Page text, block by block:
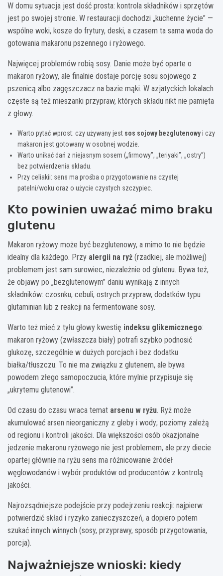
W domu sytuacja jest dość prosta: kontrola składników i sprzętów
jest po swojej stronie. W restauracji dochodzi „kuchenne życie” —
wspólne woki, kosze do frytury, deski, a czasem ta sama woda do
gotowania makaronu pszennego i ryżowego.
Najwięcej problemów robią sosy. Danie może być oparte o
makaron ryżowy, ale finalnie dostaje porcję sosu sojowego z
pszenicą albo zagęszczacz na bazie mąki. W azjatyckich lokalach
częste są też mieszanki przypraw, których składu nikt nie pamięta
z głowy.
Warto pytać wprost: czy używany jest sos sojowy bezglutenowyi czy
makaron jest gotowany w osobnej wodzie.
Warto unikać dań z niejasnym sosem („firmowy”, „teriyaki”, „ostry”)
bez potwierdzenia składu.
Przy celiakii: sens ma prośba o przygotowanie na czystej
patelni/woku oraz o użycie czystych szczypiec.
Kto powinien uważać mimo braku
glutenu
Makaron ryżowy może być bezglutenowy, a mimo to nie będzie
idealny dla każdego. Przy alergii na ryż (rzadkiej, ale możliwej)
problemem jest sam surowiec, niezależnie od glutenu. Bywa też,
że objawy po „bezglutenowym” daniu wynikają z innych
składników: czosnku, cebuli, ostrych przypraw, dodatków typu
glutaminian lub z reakcji na fermentowane sosy.
Warto też mieć z tyłu głowy kwestię indeksu glikemicznego:
makaron ryżowy (zwłaszcza biały) potrafi szybko podnosić
glukozę, szczególnie w dużych porcjach i bez dodatku
białka/tłuszczu. To nie ma związku z glutenem, ale bywa
powodem złego samopoczucia, które mylnie przypisuje się
„ukrytemu glutenowi”.
Od czasu do czasu wraca temat arsenu w ryżu. Ryż może
akumulować arsen nieorganiczny z gleby i wody; poziomy zależą
od regionu i kontroli jakości. Dla większości osób okazjonalne
jedzenie makaronu ryżowego nie jest problemem, ale przy diecie
opartej głównie na ryżu sens ma różnicowanie źródeł
węglowodanów i wybór produktów od producentów z kontrolą
jakości.
Najrozsądniejsze podejście przy podejrzeniu reakcji: najpierw
potwierdzić skład i ryzyko zanieczyszczeń, a dopiero potem
szukać innych winnych (sosy, przyprawy, sposób przygotowania,
porcja).
Najważniejsze wnioski: kiedy